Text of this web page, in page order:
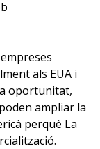
als EUA i
oportunitat,
ampliar la
perquè La